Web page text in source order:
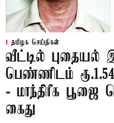
தமிழக செய்திகள்
வீட்டில் புதையல்
பெண்ணிடம்
- மாந்திரீக பூஜை
கைது